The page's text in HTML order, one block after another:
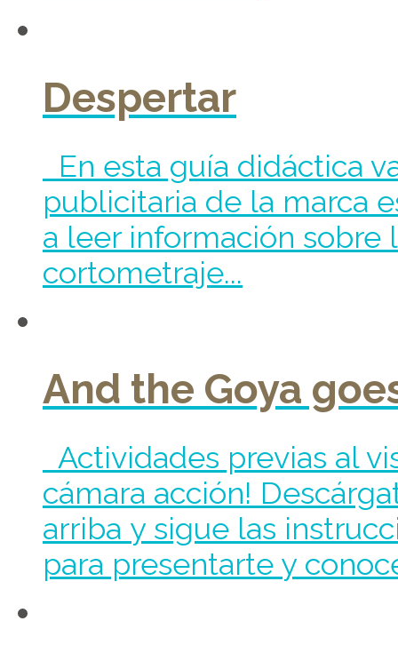
Despertar
En esta guía didáctica
publicitaria de la marca
a leer información sobre
cortometraje...
And the Goya
Actividades previas al
cámara acción!
arriba y sigue las
para presentarte y